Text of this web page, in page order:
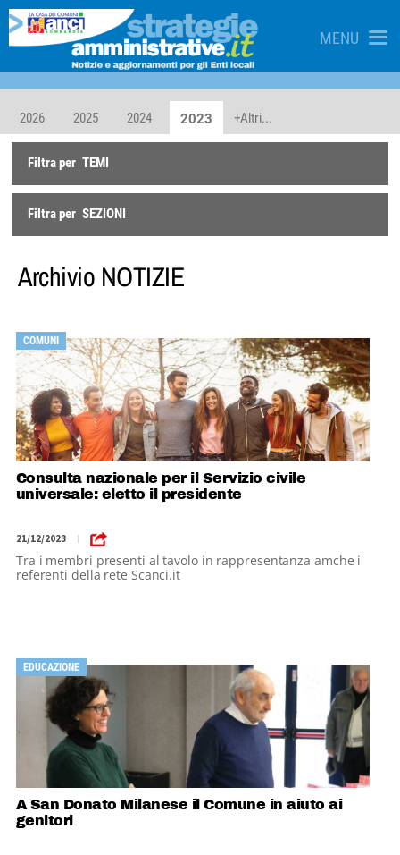
MENU
2026 2025 2024 2023 +Altri...
Filtra per TEMI
Filtra per SEZIONI
Archivio NOTIZIE
COMUNI
Consulta nazionale per il Servizio civile
universale: eletto il presidente
21/12/2023 |
Tra i membri presenti al tavolo in rappresentanza amche i
referenti della rete Scanci.it
EDUCAZIONE
A San Donato Milanese il Comune in aiuto ai
genitori